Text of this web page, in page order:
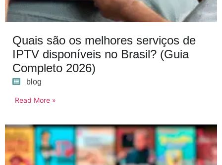
Quais são os melhores serviços de
IPTV disponíveis no Brasil? (Guia
Completo 2026)
blog
Read More »